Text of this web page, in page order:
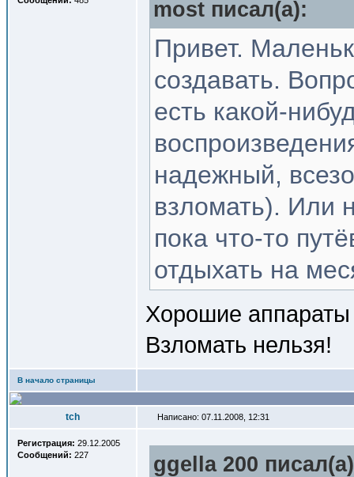
most писал(a):
Привет.
создавать.
есть какой-
надежный,
взломать). Или
пока что-то
отдыхать на
Хорошие аппараты
Взломать нельзя!
В начало страницы
tch Написано: 07.11.2008, 12:31
Регистрация: 29.12.2005
Сообщений: 227 ggella 200